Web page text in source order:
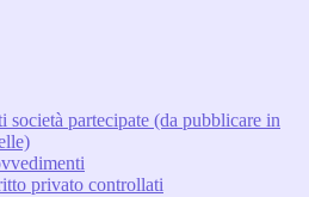
società partecipate (da pubblicare in
privato controllati